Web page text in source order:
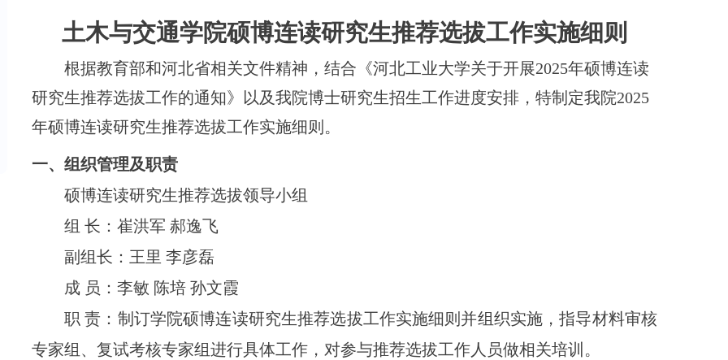
土木与交通学院硕博连读研究生推荐选拔工作实施细则
根据教育部和河北省相关文件精神，结合《河北工业大学关于开展2025年硕博连读
研究生推荐选拔工作的通知》以及我院博士研究生招生工作进度安排，特制定我院2025
年硕博连读研究生推荐选拔工作实施细则。
一、组织管理及职责
硕博连读研究生推荐选拔领导小组
组 长： 崔洪军 郝逸飞
副组长： 王里 李彦磊
成 员：李敏 陈培 孙文霞
职 责：制订学院硕博连读研究生推荐选拔工作实施细则并组织实施，指导材料审核
专家组、复试考核专家组进行具体工作，对参与推荐选拔工作人员做相关培训。